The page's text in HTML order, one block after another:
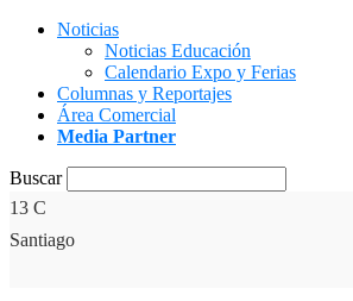
Noticias
Noticias Educación
Calendario Expo y Ferias
Columnas y Reportajes
Área Comercial
Media Partner
Buscar
13 C
Santiago